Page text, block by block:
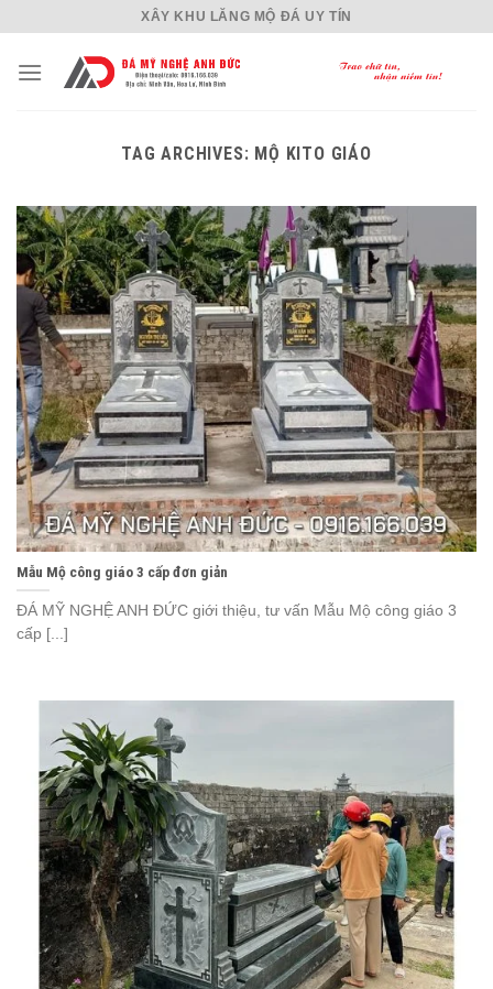
content
XÂY KHU LĂNG MỘ ĐÁ UY TÍN
TAG ARCHIVES: MỘ KITO GIÁO
Mẫu Mộ công giáo 3 cấp đơn giản
ĐÁ MỸ NGHỆ ANH ĐỨC giới thiệu, tư vấn Mẫu Mộ công giáo 3
cấp [...]